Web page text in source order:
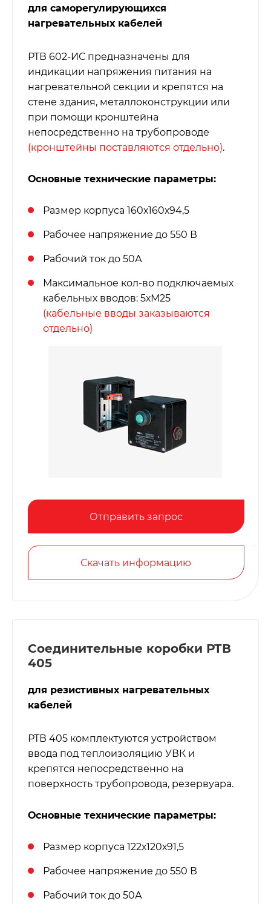
для саморегулирующихся
нагревательных кабелей
РТВ 602-ИС предназначены для
индикации напряжения питания на
нагревательной секции и крепятся на
стене здания, металлоконструкции или
при помощи кронштейна
непосредственно на трубопроводе
(кронштейны поставляются отдельно).
Основные технические параметры:
Размер корпуса 160х160х94,5
Рабочее напряжение до 550 В
Рабочий ток до 50А
Максимальное кол-во подключаемых
кабельных вводов: 5хМ25
(кабельные вводы заказываются
отдельно)
Отправить запрос
Скачать информацию
Соединительные коробки РТВ
405
для резистивных нагревательных
кабелей
РТВ 405 комплектуются устройством
ввода под теплоизоляцию УВК и
крепятся непосредственно на
поверхность трубопровода, резервуара.
Основные технические параметры:
Размер корпуса 122х120х91,5
Рабочее напряжение до 550 В
Рабочий ток до 50А